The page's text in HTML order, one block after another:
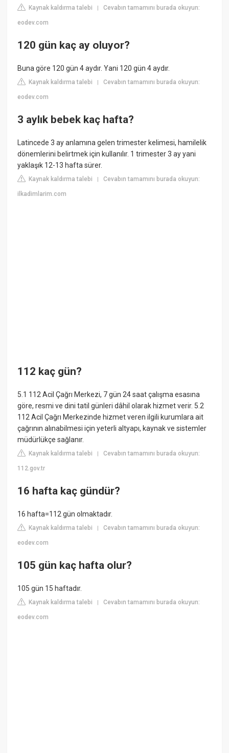
Kaynak kaldırma talebi |Cevabın tamamını burada okuyun:
eodev.com
120 gün kaç ay oluyor?
Buna göre 120 gün 4 aydır. Yani 120 gün 4 aydır.
Kaynak kaldırma talebi |Cevabın tamamını burada okuyun:
eodev.com
3 aylık bebek kaç hafta?
Latincede 3 ay anlamına gelen trimester kelimesi, hamilelik
dönemlerini belirtmek için kullanılır. 1 trimester 3 ay yani
yaklaşık 12-13 hafta sürer.
Kaynak kaldırma talebi |Cevabın tamamını burada okuyun:
ilkadimlarim.com
112 kaç gün?
5.1 112 Acil Çağrı Merkezi, 7 gün 24 saat çalışma esasına
göre, resmi ve dini tatil günleri dâhil olarak hizmet verir. 5.2
112 Acil Çağrı Merkezinde hizmet veren ilgili kurumlara ait
çağrının alınabilmesi için yeterli altyapı, kaynak ve sistemler
müdürlükçe sağlanır.
Kaynak kaldırma talebi |Cevabın tamamını burada okuyun:
112.gov.tr
16 hafta kaç gündür?
16 hafta=112 gün olmaktadır.
Kaynak kaldırma talebi |Cevabın tamamını burada okuyun:
eodev.com
105 gün kaç hafta olur?
105 gün 15 haftadır.
Kaynak kaldırma talebi |Cevabın tamamını burada okuyun:
eodev.com